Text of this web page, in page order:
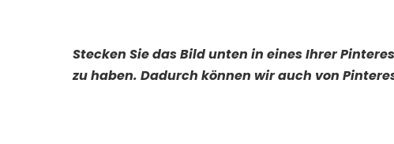
Stecken Sie das Bild unten in eines Ihrer
zu haben. Dadurch können wir auch von